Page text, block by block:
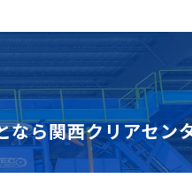
なら関西クリアセン